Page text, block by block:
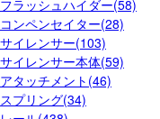
フラッシュハイダー(58)
コンペンセイター(28)
サイレンサー(103)
サイレンサー本体(59)
アタッチメント(46)
スプリング(34)